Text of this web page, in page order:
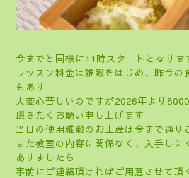
今までと同様に11時スタートとなりま
レッスン料金は雑穀をはじめ、昨今の
もあり
大変心苦しいのですが2026年より
頂きたくお願い申し上げます
当日の使用雑穀のお土産は今まで通り
また教室の内容に関係なく、入手しに
ありましたら
事前にご連絡頂ければご用意させて頂